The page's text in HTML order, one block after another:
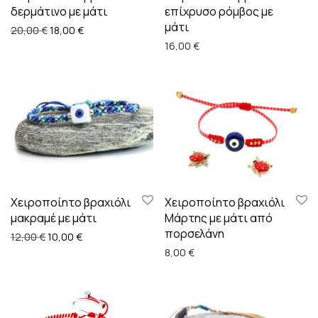
δερμάτινο με μάτι
20,00€Original price was: 20,00 €.
18,00 €Η τρέχουσα τιμή είναι: 18,00 €.
επίχρυσο ρόμβος με
μάτι
16,00 €
Χειροποίητο βραχιόλι
μακραμέ με μάτι
12,00€Original price was: 12,00 €.
10,00 €Η τρέχουσα τιμή είναι: 10,00 €.
Χειροποίητο βραχιόλι
Μάρτης με μάτι από
πορσελάνη
8,00 €